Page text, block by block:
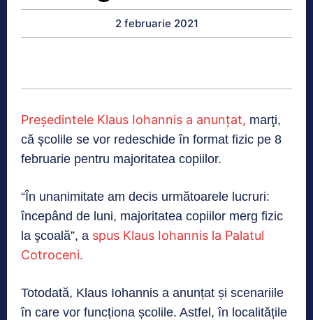
2 februarie 2021
Preşedintele Klaus Iohannis a anunţat, marţi,
că şcolile se vor redeschide în format fizic pe 8
februarie pentru majoritatea copiilor.
“În unanimitate am decis următoarele lucruri:
începând de luni, majoritatea copiilor merg fizic
la şcoală”, a spus Klaus Iohannis la Palatul
Cotroceni.
Totodată, Klaus Iohannis a anunțat și scenariile
în care vor funcționa școlile. Astfel, în localitățile